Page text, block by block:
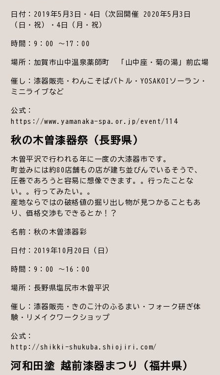
日付：2019年5月3日・4日（次回開催 2020年5月3日
（日・祝）・4日（月・祝）
時間：9：00 ～17：00
場所：加賀市山中温泉薬師町 「山中座・菊の湯」前広場
催し：漆器販売・わんこそばバトル・YOSAKOIソーラン・
ミニライブなど
公式：
https://www.yamanaka-spa.or.jp/event/114
秋の木曽漆器祭（長野県）
木曽平沢で行われる年に一度の大漆器市です。
町並みには約80店舗もの店が建ち並びんでいるそうで、
圧巻であろうと容易に想像できます。。行ったことな
い。。行ってみたい。。
産地ならではの破格値の掘り出し物が見つかることもあ
り、価格交渉もできるとか！？
名前：秋の木曽漆器彩
日付：2019年10月20日（日）
時間：9：00 ～16：00
場所：長野県塩尻市木曽平沢
催し：漆器販売・きのこ汁のふるまい・フォーク研ぎ体
験・リメイクワークショップ
公式：
http://shikki-shukuba.shiojiri.com/
河和田塗 越前漆器まつり（福井県）